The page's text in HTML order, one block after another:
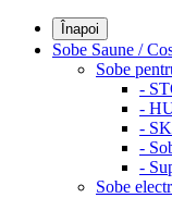
Înapoi
Sobe Saune /
Sobe
-
-
-
-
-
Sobe